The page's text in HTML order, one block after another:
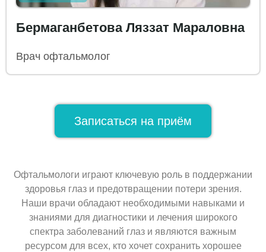
Бермаганбетова Ляззат Мараловна
Врач офтальмолог
Записаться на приём
Офтальмологи играют ключевую роль в поддержании
здоровья глаз и предотвращении потери зрения.
Наши врачи обладают необходимыми навыками и
знаниями для диагностики и лечения широкого
спектра заболеваний глаз и являются важным
ресурсом для всех, кто хочет сохранить хорошее